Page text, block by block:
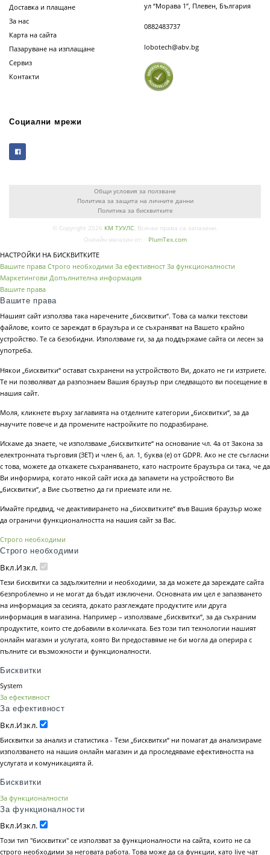
Доставка и плащане
За нас
Карта на сайта
Пазаруване на изплащане
Сервиз
Контакти
ул “Морава 1”, Плевен, България
0882483737
lobotech@abv.bg
Социални мрежи
Общи условия за ползване
Политика за защита на личните данни
Политика за бисквитките
© Copyright 2026 КМ ТУУЛС. Всички права са запазени.
Онлайн магазин от:
PlumTex.com
НАСТРОЙКИ НА БИСКВИТКИТЕ
Вашите права Строго необходими За ефективност За функционалности
Маркетингови Допълнителна информация
Вашите права
Вашите права
Нашият сайт използва така наречените „бисквитки“. Това са малки текстови
файлове, които се зареждат в браузъра и се съхраняват на Вашето крайно
устройство. Те са безобидни. Използваме ги, за да поддържаме сайта си лесен за
употреба.
Някои „бисквитки“ остават съхранени на устройството Ви, докато не ги изтриете.
Те ни позволяват да разпознаем Вашия браузър при следващото ви посещение в
нашия сайт.
Моля, кликнете върху заглавията на отделните категории „бисквитки“, за да
научите повече и да промените настройките по подразбиране.
Искаме да знаете, че използваме „бисквитките“ на основание чл. 4а от Закона за
електронната търговия (ЗЕТ) и член 6, ал. 1, буква (е) от GDPR. Ако не сте съгласни
с това, можете да откажете съхраняването, като настроите браузъра си така, че да
Ви информира, когато някой сайт иска да запамети на устройството Ви
„бисквитки“, а Вие съответно да ги приемате или не.
Имайте предвид, че деактивирането на „бисквитките“ във Вашия браузър може
да ограничи функционалността на нашия сайт за Вас.
Строго необходими
Строго необходими
Вкл.Изкл.
Тези бисквитки са задължителни и необходими, за да можете да зареждате сайта
безпроблемно и не могат да бъдат изключени. Основната им цел е запазването
на информация за сесията, докато разглеждате продуктите или друга
информация в магазина. Например – използваме „бисквитки“, за да съхраним
продуктите, които сте добавили в количката. Без този тип технологии нашият
онлайн магазин и услугата, която Ви предоставяме не би могла да оперира с
пълните си възможности и функционалности.
Бисквитки
System
За ефективност
За ефективност
Вкл.Изкл.
Бисквитки за анализ и статистика - Тези „бисквитки“ ни помагат да анализираме
използването на нашия онлайн магазин и да проследяваме ефективността на
услугата и комуникацията й.
Бисквитки
За функционалности
За функционалности
Вкл.Изкл.
Този тип "бисквитки" се използват за функционалности на сайта, които не са
строго необходими за неговата работа. Това може да са функции, като live чат